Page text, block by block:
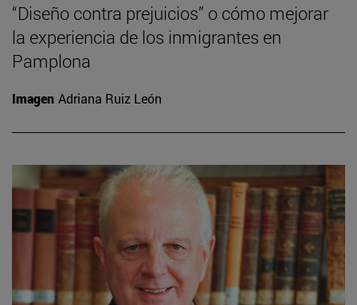
“Diseño contra prejuicios” o cómo mejorar
la experiencia de los inmigrantes en
Pamplona
Imagen Adriana Ruiz León